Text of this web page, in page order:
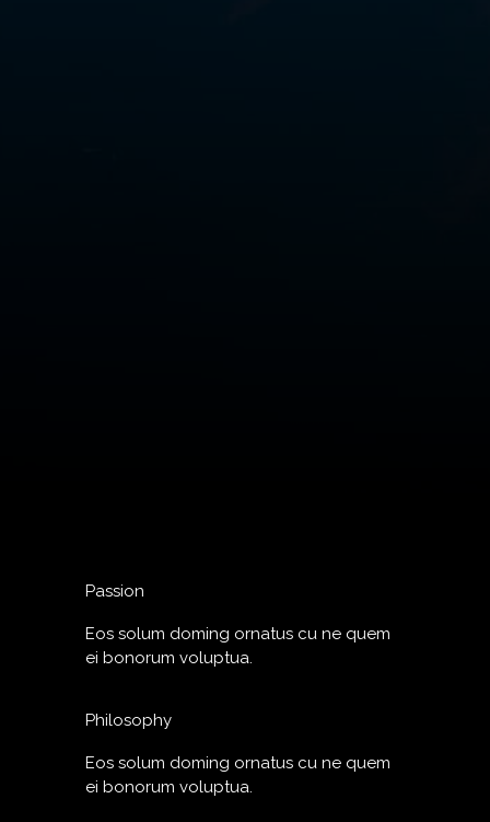
Passion
Eos solum doming ornatus cu ne quem
ei bonorum voluptua.
Philosophy
Eos solum doming ornatus cu ne quem
ei bonorum voluptua.